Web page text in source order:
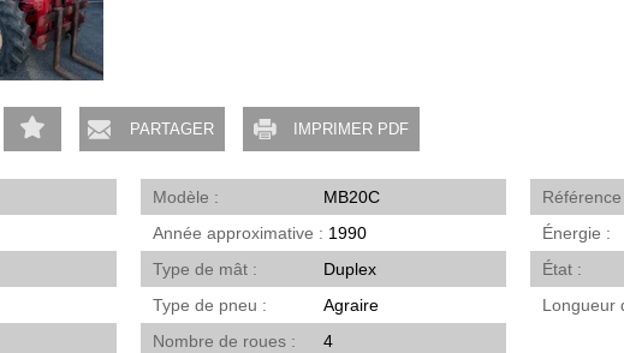
PARTAGER IMPRIMER PDF
Modèle MB20C Référence
Année approximative 1990 Énergie
Type de mât Duplex État
Type de pneu Agraire Longueur
Nombre de roues 4